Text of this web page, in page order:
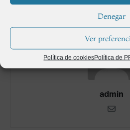
Denegar
Ver
Política de cookiesPolítica de
admin